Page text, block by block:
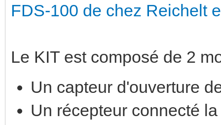
FDS-100 de chez Reichelt
Le KIT est composé de 2
Un capteur d'ouverture
Un récepteur connecté